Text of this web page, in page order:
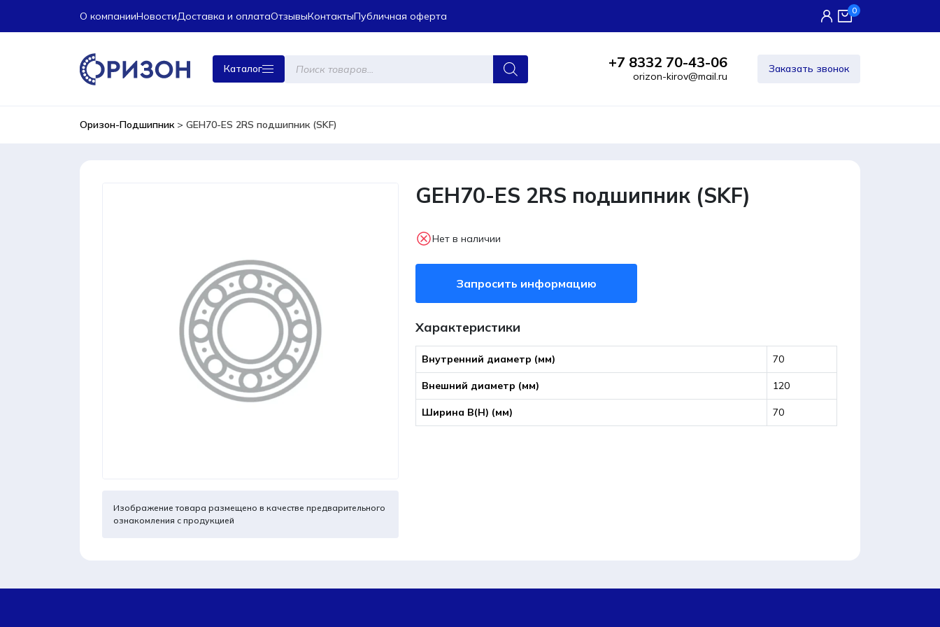
О компанииНовостиДоставка и оплатаОтзывыКонтактыПубличная оферта 0
Каталог
Поиск
товаров +7 8332 70-43-06
orizon-kirov@mail.ru
Заказать звонок
Оризон-Подшипник> GEH70-ES 2RS подшипник (SKF)
Изображение товара размещено в качестве предварительного
ознакомления с продукцией
GEH70-ES 2RS подшипник (SKF)
Нет в наличии
Запросить информацию
Характеристики
Внутренний диаметр (мм) 70
Внешний диаметр (мм) 120
Ширина B(Н) (мм) 70